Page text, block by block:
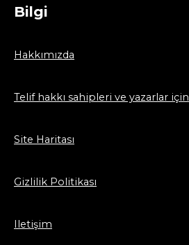
Bilgi
Hakkımızda
Telif hakkı sahipleri ve yazarlar için
Site Haritası
Gizlilik Politikası
Iletişim